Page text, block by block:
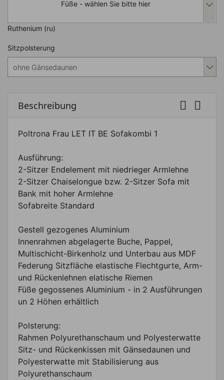
Füße - wählen Sie bitte hier
Ruthenium (ru)
Nachfolgend können Sie das
Sitzpolsterung
Beschreibung  
Poltrona Frau LET IT BE Sofakombi 1
Ausführung:
2-Sitzer Endelement mit niedrieger Armlehne
2-Sitzer Chaiselongue bzw. 2-Sitzer Sofa mit
Bank mit hoher Armlehne
Sofabreite Standard
Gestell gezogenes Aluminium
Innenrahmen abgelagerte Buche, Pappel,
Multischicht-Birkenholz und Unterbau aus MDF
Federung Sitzfläche elastische Flechtgurte, Arm-
und Rückenlehnen elatische Riemen
Füße gegossenes Aluminium - in 2 Ausführungen
un 2 Höhen erhältlich
Polsterung:
Rahmen Polyurethanschaum und Polyesterwatte
Sitz- und Rückenkissen mit Gänsedaunen und
Polyesterwatte mit Stabilisierung aus
Polyurethanschaum